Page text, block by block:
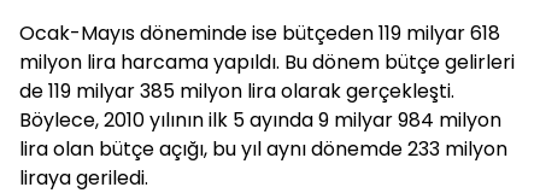
Ocak-Mayıs döneminde ise bütçeden 119 milyar 618
milyon lira harcama yapıldı. Bu dönem bütçe gelirleri
de 119 milyar 385 milyon lira olarak gerçekleşti.
Böylece, 2010 yılının ilk 5 ayında 9 milyar 984 milyon
lira olan bütçe açığı, bu yıl aynı dönemde 233 milyon
liraya geriledi.